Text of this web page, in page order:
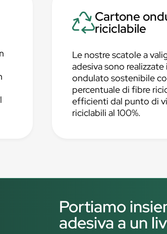
Cartone
riciclabile
Le nostre scatole a
adesiva sono
ondulato sostenibile
percentuale di fibre
efficienti dal punto di
riciclabili al 100%.
Portiamo
adesiva a un